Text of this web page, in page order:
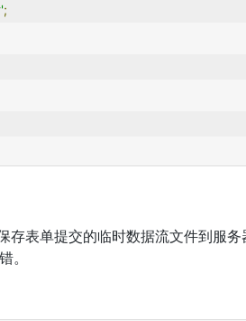
;
存表单提交的临时数据流文件到服
。